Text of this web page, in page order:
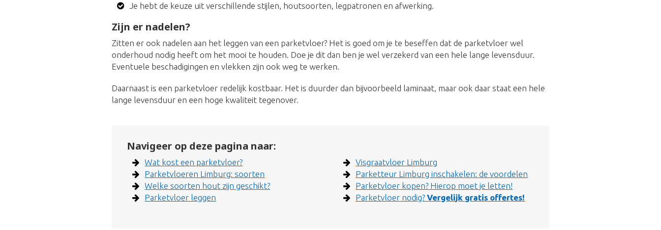
Je hebt de keuze uit verschillende stijlen, houtsoorten, legpatronen en afwerking.
Zijn er nadelen?
Zitten er ook nadelen aan het leggen van een parketvloer? Het is goed om je te beseffen dat de parketvloer wel
onderhoud nodig heeft om het mooi te houden. Doe je dit dan ben je wel verzekerd van een hele lange levensduur.
Eventuele beschadigingen en vlekken zijn ook weg te werken.
Daarnaast is een parketvloer redelijk kostbaar. Het is duurder dan bijvoorbeeld laminaat, maar ook daar staat een hele
lange levensduur en een hoge kwaliteit tegenover.
Navigeer op deze pagina naar:
Wat kost een parketvloer?
Parketvloeren Limburg: soorten
Welke soorten hout zijn geschikt?
Parketvloer leggen
Visgraatvloer Limburg
Parketteur Limburg inschakelen: de voordelen
Parketvloer kopen? Hierop moet je letten!
Parketvloer nodig?Vergelijk gratis offertes!